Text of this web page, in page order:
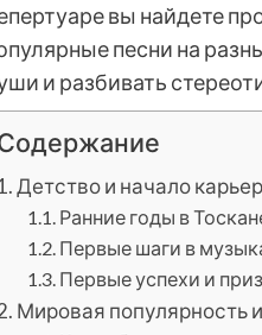
вы найдете
песни на
и разбивать
Детство и начало
Ранние годы в
Первые шаги в
Первые успехи и
Мировая популярность